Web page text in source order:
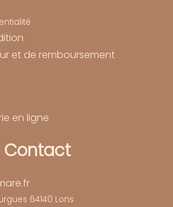
et de remboursement
en ligne
Contact
64140 Lons